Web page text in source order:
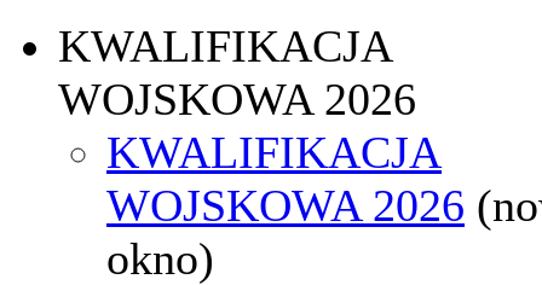
KWALIFIKACJA
WOJSKOWA 2026
KWALIFIKACJA
WOJSKOWA 2026
okno)